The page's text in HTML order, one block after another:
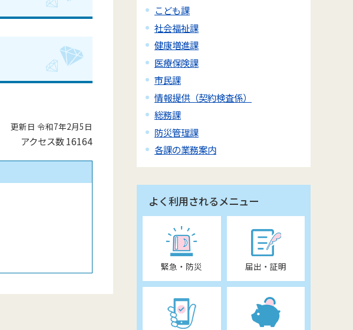
更新日 令和7年2月5日
アクセス数16164
こども課
社会福祉課
健康増進課
医療保険課
市民課
情報提供（契約検査係）
総務課
防災管理課
各課の業務案内
よく利用されるメニュー
緊急・防災 届出・証明